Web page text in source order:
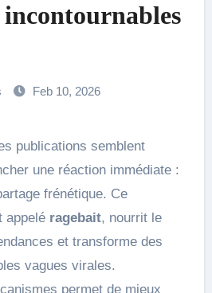
Feb 10, 2026
une réaction immédiate :
frénétique. Ce
appelé ragebait, nourrit le
et transforme des
vagues virales.
permet de mieux